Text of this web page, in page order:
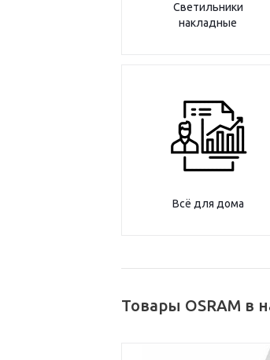
Светильники
накладные
Всё для дома
Товары OSRAM в